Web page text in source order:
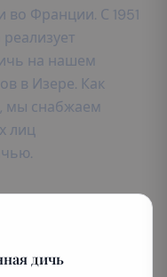
во Франции. С 1951
на нашем
в Изере. Как
мы снабжаем
лиц
дичь